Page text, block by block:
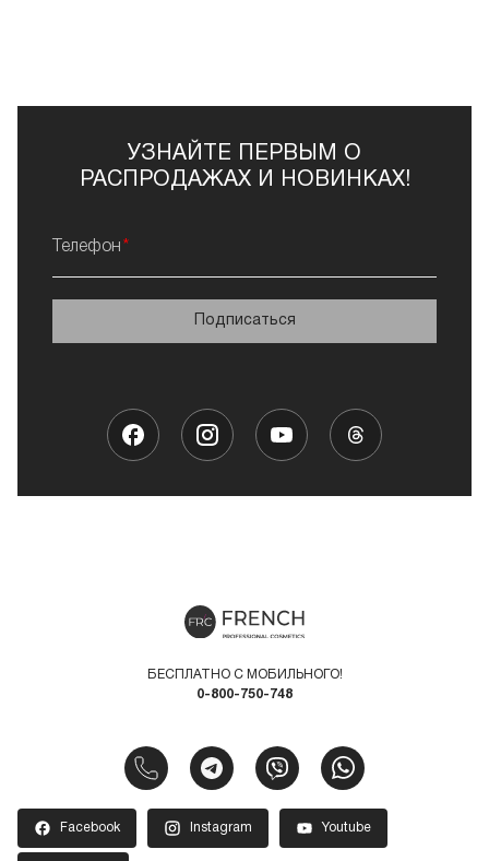
УЗНАЙТЕ ПЕРВЫМ О
РАСПРОДАЖАХ И НОВИНКАХ!
Телефон
Подписаться
БЕСПЛАТНО С МОБИЛЬНОГО!
0-800-750-748
Facebook Instagram Youtube